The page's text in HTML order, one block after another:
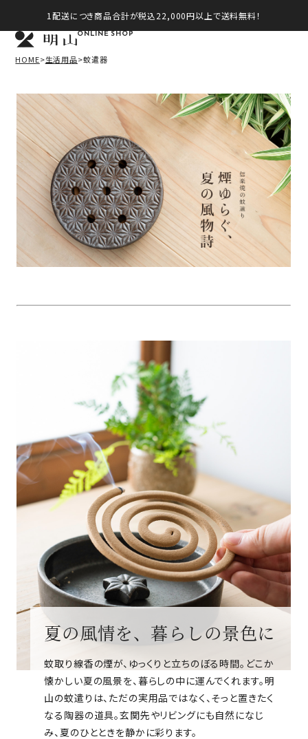
1配送につき商品合計が税込22,000円以上で送料無料！
ONLINE SHOP
HOME 生活用品 蚊遣器
夏の風情を、暮らしの景色に
蚊取り線香の煙が、ゆっくりと立ちのぼる時間。どこか
懐かしい夏の風景を、暮らしの中に運んでくれます。明
山の蚊遣りは、ただの実用品ではなく、そっと置きたく
なる陶器の道具。玄関先やリビングにも自然になじ
み、夏のひとときを静かに彩ります。